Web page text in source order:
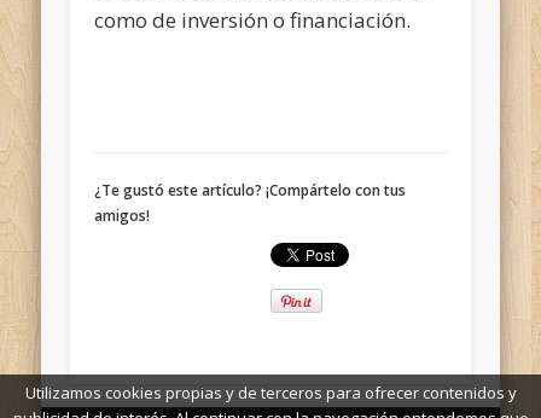
como de inversión o financiación.
¿Te gustó este artículo? ¡Compártelo con tus
amigos!
Utilizamos cookies propias y de terceros para ofrecer contenidos y